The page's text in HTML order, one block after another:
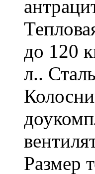
до 120
л..
Размер